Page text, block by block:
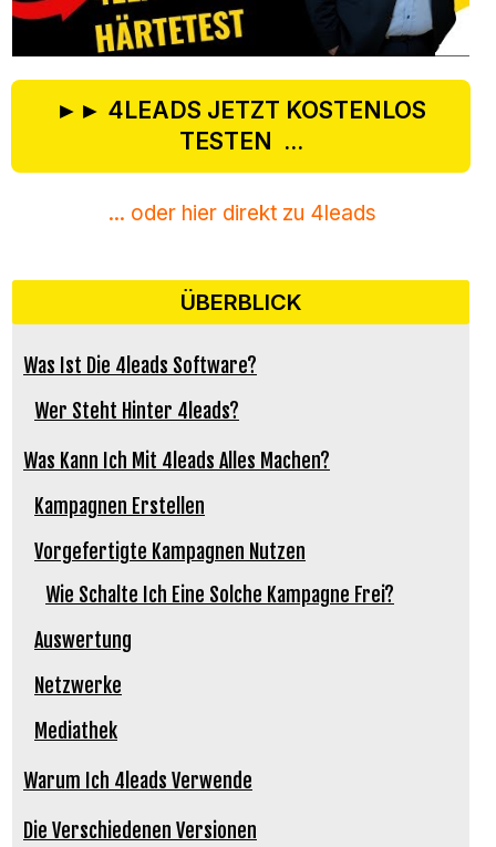
►► 4LEADS JETZT KOSTENLOS
TESTEN ...
... oder hier direkt zu 4leads
ÜBERBLICK
Was Ist Die 4leads Software?
Wer Steht Hinter 4leads?
Was Kann Ich Mit 4leads Alles Machen?
Kampagnen Erstellen
Vorgefertigte Kampagnen Nutzen
Wie Schalte Ich Eine Solche Kampagne Frei?
Auswertung
Netzwerke
Mediathek
Warum Ich 4leads Verwende
Die Verschiedenen Versionen